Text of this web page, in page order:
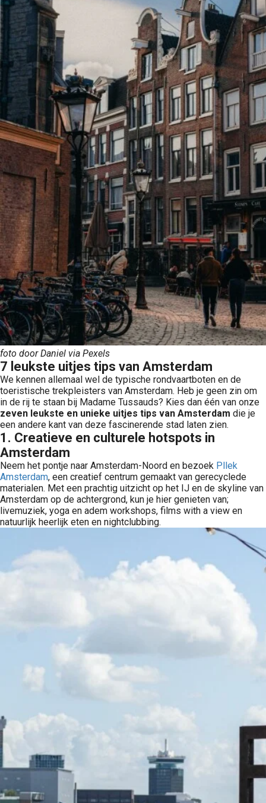
foto door Daniel via Pexels
7 leukste uitjes tips van Amsterdam
We kennen allemaal wel de typische rondvaartboten en de
toeristische trekpleisters van Amsterdam. Heb je geen zin om
in de rij te staan bij Madame Tussauds? Kies dan één van onze
zeven leukste en unieke uitjes tips van Amsterdam die je
een andere kant van deze fascinerende stad laten zien.
1. Creatieve en culturele hotspots in
Amsterdam
Neem het pontje naar Amsterdam-Noord en bezoek Pllek
Amsterdam, een creatief centrum gemaakt van gerecyclede
materialen. Met een prachtig uitzicht op het IJ en de skyline van
Amsterdam op de achtergrond, kun je hier genieten van;
livemuziek, yoga en adem workshops, films with a view en
natuurlijk heerlijk eten en nightclubbing.